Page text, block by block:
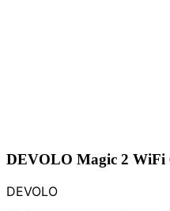
DEVOLO Magic 2 WiFi
DEVOLO